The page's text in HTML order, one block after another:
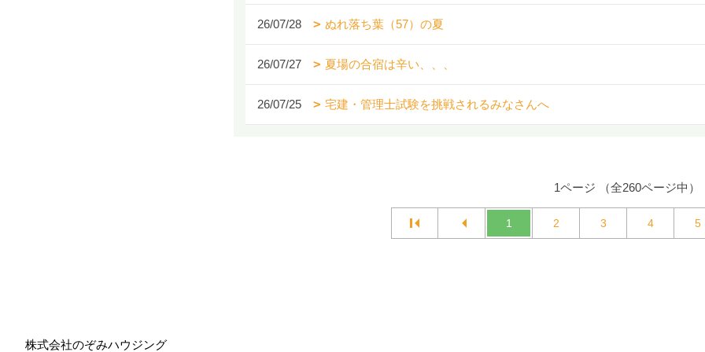
26/07/28 ぬれ落ち葉（57）の夏
26/07/27 夏場の合宿は辛い、、、
26/07/25 宅建・管理士試験を挑戦されるみなさんへ
1ページ （全260ページ中）
1 2 3 4 5
株式会社のぞみハウジング